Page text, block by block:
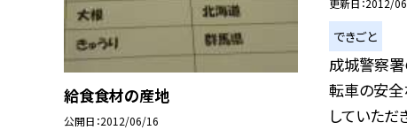
給食食材の産地
公開日 2012/06/16
できごと
成城警察署
転車の安全
していただ